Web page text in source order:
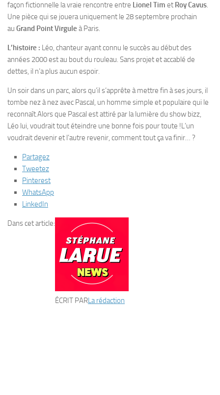
façon fictionnelle la vraie rencontre entre Lionel Tim et Roy Cavus.
Une pièce qui se jouera uniquement le 28 septembre prochain
au Grand Point Virgule à Paris.
L’histoire : Léo, chanteur ayant connu le succès au début des
années 2000 est au bout du rouleau. Sans projet et accablé de
dettes, il n’a plus aucun espoir.
Un soir dans un parc, alors qu’il s’apprête à mettre fin à ses jours, il
tombe nez à nez avec Pascal, un homme simple et populaire qui le
reconnaît.Alors que Pascal est attiré par la lumière du show bizz,
Léo lui, voudrait tout éteindre une bonne fois pour toute !L’un
voudrait devenir et l’autre revenir, comment tout ça va finir… ?
Partagez
Tweetez
Pinterest
WhatsApp
LinkedIn
Dans cet article:
ÉCRIT PARLa rédaction